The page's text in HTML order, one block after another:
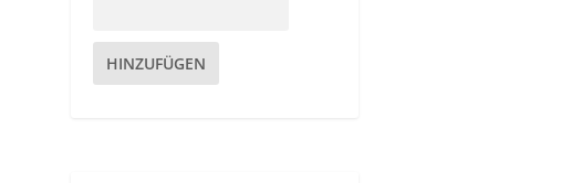
HINZUFÜGEN